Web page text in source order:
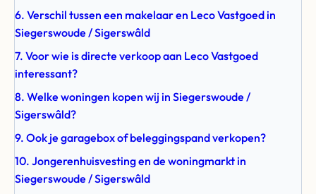
6. Verschil tussen een makelaar en Leco Vastgoed in
Siegerswoude / Sigerswâld
7. Voor wie is directe verkoop aan Leco Vastgoed
interessant?
8. Welke woningen kopen wij in Siegerswoude /
Sigerswâld?
9. Ook je garagebox of beleggingspand verkopen?
10. Jongerenhuisvesting en de woningmarkt in
Siegerswoude / Sigerswâld